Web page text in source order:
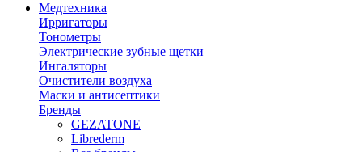
Медтехника
Ирригаторы
Тонометры
Электрические зубные щетки
Ингаляторы
Очистители воздуха
Маски и антисептики
Бренды
GEZATONE
Librederm